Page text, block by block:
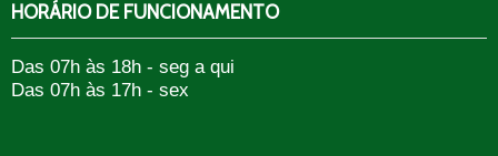
HORÁRIO DE FUNCIONAMENTO
Das 07h às 18h - seg a qui
Das 07h às 17h - sex